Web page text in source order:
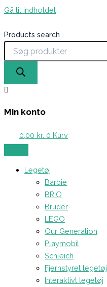
Gå til indholdet
Products search
Min konto
0,00 kr. 0 Kurv
Legetøj
Barbie
BRIO
Bruder
LEGO
Our Generation
Playmobil
Schleich
Fjernstyret legetøj
Interaktivt legetøj